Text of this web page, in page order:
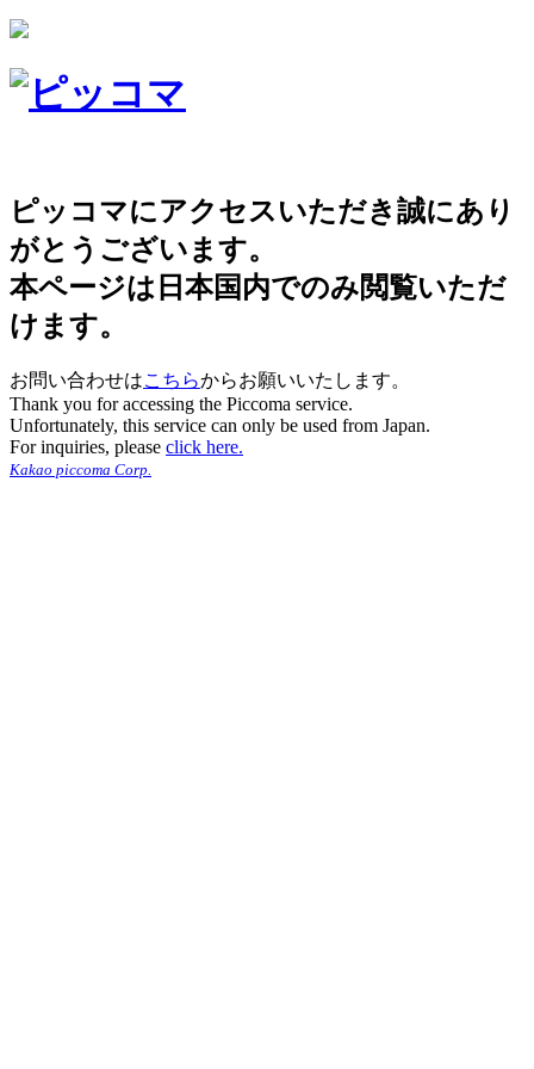
ピッコマにアクセスいただき誠にあり
がとうございます。
本ページは日本国内でのみ閲覧いただ
けます。
お問い合わせはこちらからお願いいたします。
Thank you for accessing the Piccoma service.
Unfortunately, this service can only be used from Japan.
For inquiries, please click here.
Kakao piccoma Corp.